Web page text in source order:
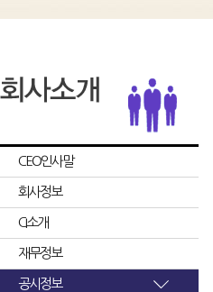
CEO인사말
회사정보
CI소개
재무정보
공시정보